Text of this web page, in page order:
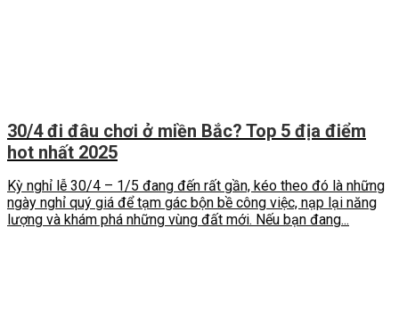
30/4 đi đâu chơi ở miền Bắc​? Top 5 địa điểm
hot nhất 2025
Kỳ nghỉ lễ 30/4 – 1/5 đang đến rất gần, kéo theo đó là những
ngày nghỉ quý giá để tạm gác bộn bề công việc, nạp lại năng
lượng và khám phá những vùng đất mới. Nếu bạn đang...